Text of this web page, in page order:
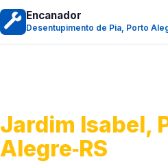
Encanador
Desentupimento de Pia, Porto
Jardim Isabel,
Alegre‑RS